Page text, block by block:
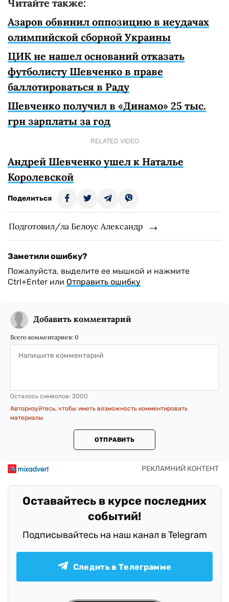
Читайте также:
Азаров обвинил оппозицию в неудачах
олимпийской сборной Украины
ЦИК не нашел оснований отказать
футболисту Шевченко в праве
баллотироваться в Раду
Шевченко получил в «Динамо» 25 тыс.
грн зарплаты за год
RELATED VIDEO
Андрей Шевченко ушел к Наталье
Королевской
Поделиться
Подготовил/ла Белоус Александр
Заметили ошибку?
Пожалуйста, выделите ее мышкой и нажмите
Ctrl+Enter или Отправить ошибку
Добавить комментарий
Всего комментариев: 0
Осталось символов: 2000
Авторизуйтесь, чтобы иметь возможность комментировать
материалы
ОТПРАВИТЬ
Оставайтесь в курсе последних
событий!
Подписывайтесь на наш канал в Telegram
Следить в Телеграмме